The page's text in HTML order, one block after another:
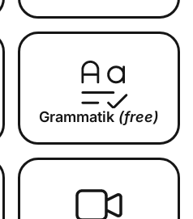
Grammatik (free)